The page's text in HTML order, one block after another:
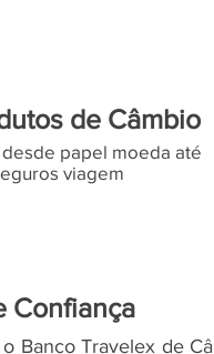
de Câmbio
papel moeda até
viagem
Confiança
Banco Travelex de